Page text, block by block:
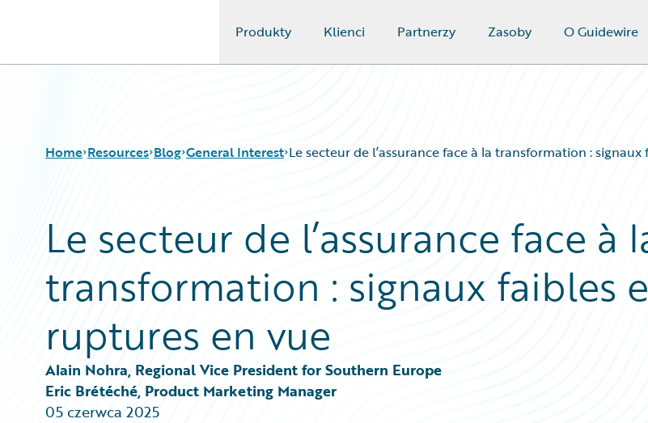
Produkty Klienci Partnerzy Zasoby O Guidewire
Home Resources
Download Center
Guidewire Conversations
Blog
Insurance Technology FAQ
Blog
All Blog Posts
Best Practices
Customer Viewpoint
General Interest
Intelligent Experience
Partner Perspective
Technology
General Interest Le secteur de l’assurance face à la transformation :
Le secteur de l’assurance face à
transformation : signaux faibles
ruptures en vue
Alain Nohra, Regional Vice President for Southern Europe
Eric Brétéché, Product Marketing Manager
05 czerwca 2025